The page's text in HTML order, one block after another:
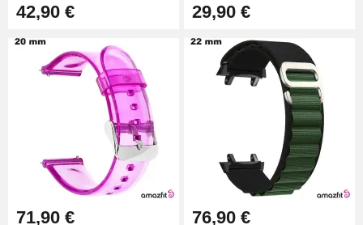
Pied à Coulisse Numérique
9,90 €
Kit Horlogerie Débutant
26,90 €
Marteau Horloger pour Goupille
42,90 € 29,90 €
71,90 € 76,90 €